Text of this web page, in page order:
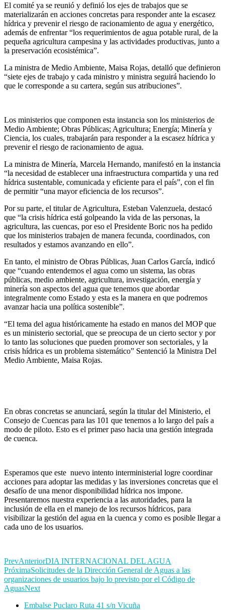
El comité ya se reunió y definió los ejes de trabajos que se
materializarán en acciones concretas para responder ante la escasez
hídrica y prevenir el riesgo de racionamiento de agua y energético,
además de enfrentar “los requerimientos de agua potable rural, de la
pequeña agricultura campesina y las actividades productivas, junto a
la preservación ecosistémica”.
La ministra de Medio Ambiente, Maisa Rojas, detalló que definieron
“siete ejes de trabajo y cada ministro y ministra seguirá haciendo lo
que le corresponde a su cartera, según sus atribuciones”.
Los ministerios que componen esta instancia son los ministerios de
Medio Ambiente; Obras Públicas; Agricultura; Energía; Minería y
Ciencia, los cuales, trabajarán para responder a la escasez hídrica y
prevenir el riesgo de racionamiento de agua.
La ministra de Minería, Marcela Hernando, manifestó en la instancia
“la necesidad de establecer una infraestructura compartida y una red
hídrica sustentable, comunicada y eficiente para el país”, con el fin
de permitir “una mayor eficiencia de los recursos”.
Por su parte, el titular de Agricultura, Esteban Valenzuela, destacó
que “la crisis hídrica está golpeando la vida de las personas, la
agricultura, las cuencas, por eso el Presidente Boric nos ha pedido
que los ministerios trabajen de manera fecunda, coordinados, con
resultados y estamos avanzando en ello”.
En tanto, el ministro de Obras Públicas, Juan Carlos García, indicó
que “cuando entendemos el agua como un sistema, las obras
públicas, medio ambiente, agricultura, investigación, energía y
minería son aspectos del agua que tenemos que abordar
integralmente como Estado y esta es la manera en que podremos
avanzar hacia una política sostenible”.
“El tema del agua históricamente ha estado en manos del MOP que
es un ministerio sectorial, que se preocupa de un cierto sector y por
lo tanto las soluciones que pueden promover son sectoriales, y la
crisis hídrica es un problema sistemático” Sentenció la Ministra Del
Medio Ambiente, Maisa Rojas.
En obras concretas se anunciará, según la titular del Ministerio, el
Consejo de Cuencas para las 101 que tenemos a lo largo del país a
modo de piloto. Esto es el primer paso hacia una gestión integrada
de cuenca.
Esperamos que este nuevo intento interministerial logre coordinar
acciones para adoptar las medidas y las inversiones concretas que el
desafío de una menor disponibilidad hídrica nos impone.
Presentaremos nuestra experiencia a las autoridades, para la
inclusión de ella en el manejo de los recursos hídricos, para
visibilizar la gestión del agua en la cuenca y como es posible llegar a
cada uno de los usuarios.
PrevAnteriorDIA INTERNACIONAL DEL AGUA
PróximaSolicitudes de la Dirección General de Aguas a las
organizaciones de usuarios bajo lo previsto por el Código de
AguasNext
Embalse Puclaro Ruta 41 s/n Vicuña